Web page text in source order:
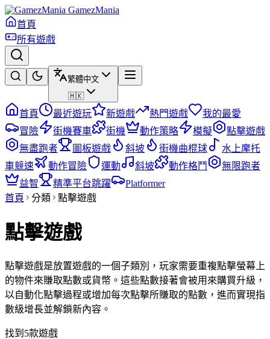
GamezMania
首頁
所有遊戲
繁體中文
🇭🇰
首頁 最近遊玩 新遊戲 熱門遊戲
我的最愛
冒險
街機賽車 街機 動作策略 模擬
點擊遊戲
無盡跑者
圖板遊戲 斜坡 街機曲棍球
水上摩托
車競速
動作冒險 運動 斜坡 動作格鬥
無限跑者
益智
精準平台跳躍
Platformer
首頁
分類 點擊遊戲
點擊遊戲
點擊遊戲是放置遊戲的一個子類別，玩家需要重複點擊螢幕上
的物件來賺取點數或貨幣。這些點數接著會被用來購買升級，
以自動化點擊過程或增加每次點擊所賺取的點數，進而實現指
數級增長並解鎖新內容。
找到5款遊戲